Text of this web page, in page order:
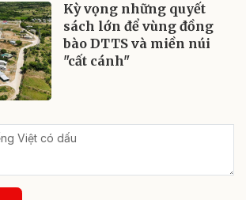
Kỳ vọng những quyết
sách lớn để vùng đồng
bào DTTS và miền núi
"cất cánh"